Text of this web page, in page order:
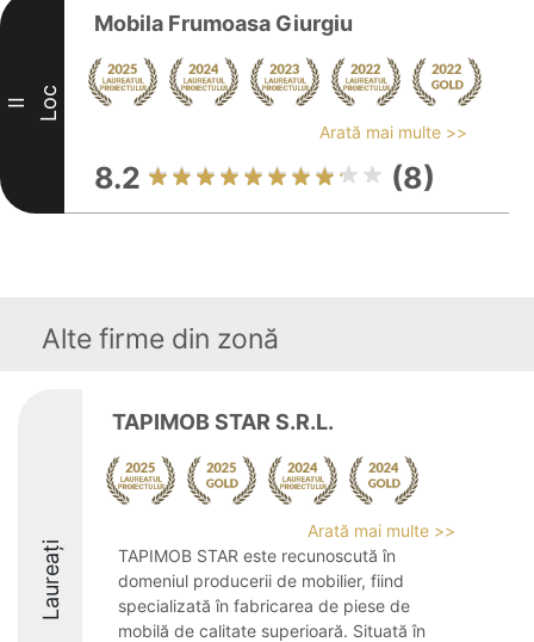
II Loc
Mobila Frumoasa Giurgiu
Arată mai multe >>
8.2 (8)
Alte firme din zonă
Laureați
TAPIMOB STAR S.R.L.
Arată mai multe >>
TAPIMOB STAR este recunoscută în
domeniul producerii de mobilier, fiind
specializată în fabricarea de piese de
mobilă de calitate superioară. Situată în